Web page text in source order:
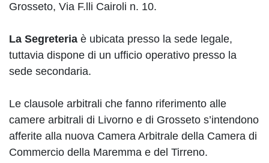
Grosseto, Via F.lli Cairoli n. 10.
La Segreteria è ubicata presso la sede legale,
tuttavia dispone di un ufficio operativo presso la
sede secondaria.
Le clausole arbitrali che fanno riferimento alle
camere arbitrali di Livorno e di Grosseto s’intendono
afferite alla nuova Camera Arbitrale della Camera di
Commercio della Maremma e del Tirreno.